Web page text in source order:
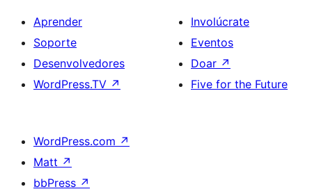
Aprender
Soporte
Desenvolvedores
WordPress.TV ↗
Involúcrate
Eventos
Doar ↗
Five for the Future
WordPress.com ↗
Matt ↗
bbPress ↗